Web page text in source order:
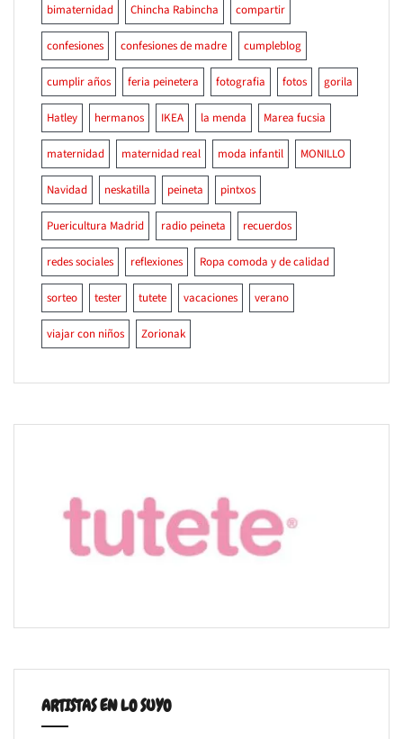
bimaternidad Chincha Rabincha compartir
confesiones confesiones de madre cumpleblog
cumplir años feria peinetera fotografia fotos gorila
Hatley hermanos IKEA la menda Marea fucsia
maternidad maternidad real moda infantil MONILLO
Navidad neskatilla peineta pintxos
Puericultura Madrid radio peineta recuerdos
redes sociales reflexiones Ropa comoda y de calidad
sorteo tester tutete vacaciones verano
viajar con niños Zorionak
ARTISTAS EN LO SUYO